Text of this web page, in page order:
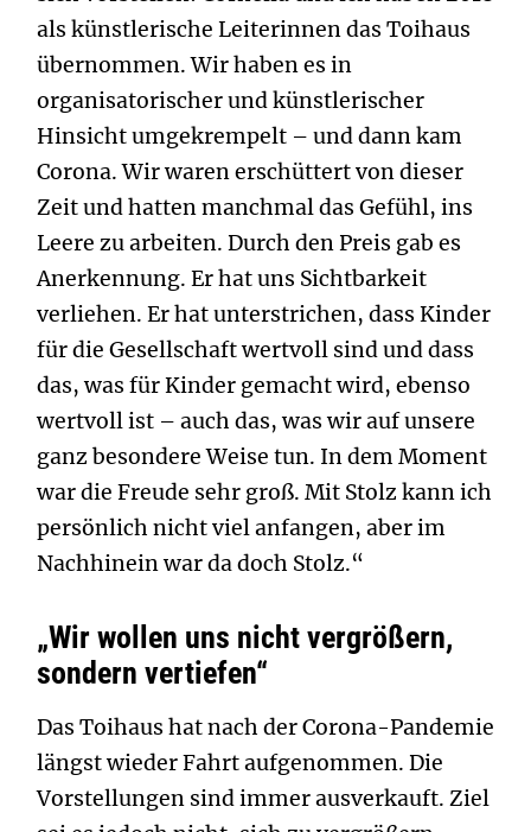
als künstlerische Leiterinnen das Toihaus
übernommen. Wir haben es in
organisatorischer und künstlerischer
Hinsicht umgekrempelt – und dann kam
Corona. Wir waren erschüttert von dieser
Zeit und hatten manchmal das Gefühl, ins
Leere zu arbeiten. Durch den Preis gab es
Anerkennung. Er hat uns Sichtbarkeit
verliehen. Er hat unterstrichen, dass Kinder
für die Gesellschaft wertvoll sind und dass
das, was für Kinder gemacht wird, ebenso
wertvoll ist – auch das, was wir auf unsere
ganz besondere Weise tun. In dem Moment
war die Freude sehr groß. Mit Stolz kann ich
persönlich nicht viel anfangen, aber im
Nachhinein war da doch Stolz.“
„Wir wollen uns nicht vergrößern,
sondern vertiefen“
Das Toihaus hat nach der Corona-Pandemie
längst wieder Fahrt aufgenommen. Die
Vorstellungen sind immer ausverkauft. Ziel